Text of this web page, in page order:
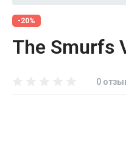
Аксессуары
Аксессуары
-20%
The Smurfs
0